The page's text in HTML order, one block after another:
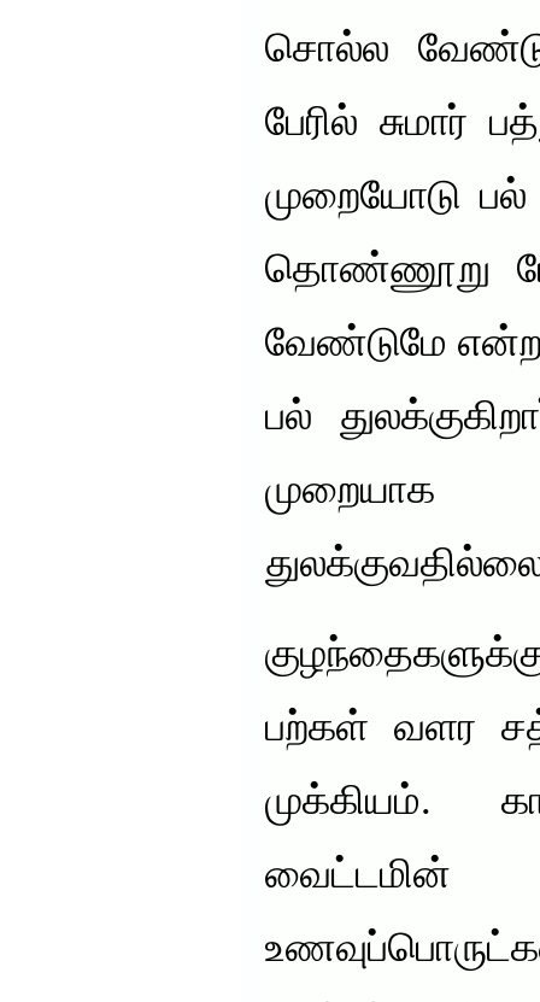
சொல்ல
பேரில் சுமார்
முறையோடு பல்
தொண்ணூறு
வேண்டுமே
பல்
பற்கள் வளர
முக்கியம்.
வைட்டமின்